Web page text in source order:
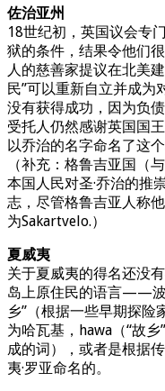
佐治亚州
18世纪初，英国议会专
狱的条件，结果令他们
人的慈善家提议在北美
民”可以重新自立并成为
没有获得成功，因为负
受托人仍然感谢英国国
以乔治的名字命名了这个
（补充：格鲁吉亚国（
本国人民对圣·乔治的推
志，尽管格鲁吉亚人称
为Sakartvelo.）
夏威夷
关于夏威夷的得名还没
岛上原住民的语言——波
乡”（根据一些早期探险
为哈瓦基，hawa（“故
成的词），或者是根据
夷·罗亚命名的。